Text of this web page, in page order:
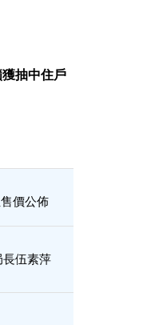
抽中住戶
價公佈
長伍素萍